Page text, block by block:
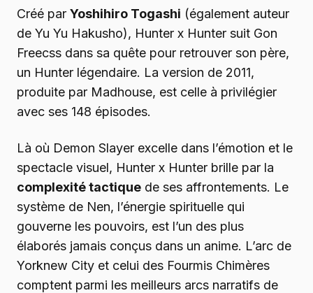
Créé par Yoshihiro Togashi (également auteur
de Yu Yu Hakusho), Hunter x Hunter suit Gon
Freecss dans sa quête pour retrouver son père,
un Hunter légendaire. La version de 2011,
produite par Madhouse, est celle à privilégier
avec ses 148 épisodes.
Là où Demon Slayer excelle dans l’émotion et le
spectacle visuel, Hunter x Hunter brille par la
complexité tactique de ses affrontements. Le
système de Nen, l’énergie spirituelle qui
gouverne les pouvoirs, est l’un des plus
élaborés jamais conçus dans un anime. L’arc de
Yorknew City et celui des Fourmis Chimères
comptent parmi les meilleurs arcs narratifs de